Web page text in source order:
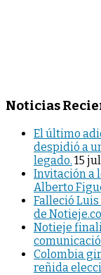
Noticias
El último
despidió a
legado. 15
Invitación a
Alberto
Falleció
de
Notieje
Colombia
reñida